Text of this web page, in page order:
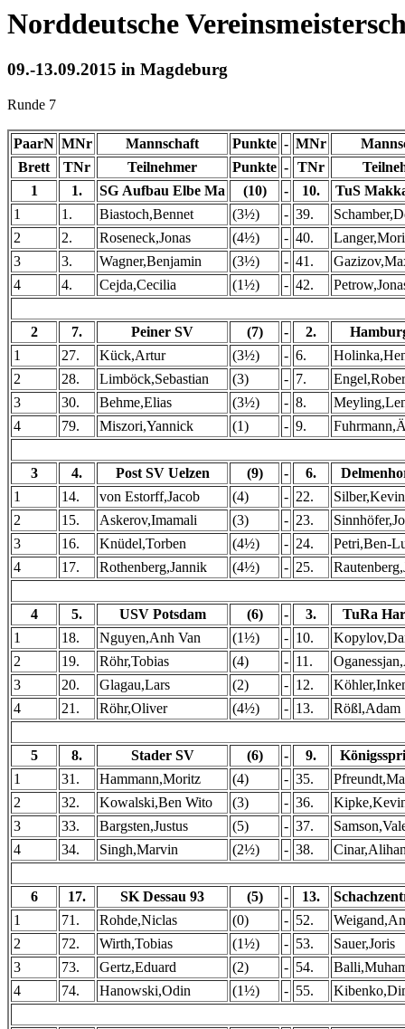
Norddeutsche
09.-13.09.2015 in Magdeburg
Runde 7
PaarN MNr Mannschaft Punkte - MNr
Brett
TNr Teilnehmer Punkte - TNr
1
1. SG Aufbau Elbe Ma (10) - 10.
TuS
1
1. Biastoch,Bennet (3½) - 39.
2
2. Roseneck,Jonas (4½) - 40.
3
3. Wagner,Benjamin (3½) - 41.
4
4. Cejda,Cecilia (1½) - 42.
2 7. Peiner SV (7) - 2.
1
27. Kück,Artur (3½) - 6.
2
28. Limböck,Sebastian (3) - 7.
3
30. Behme,Elias (3½) - 8.
4
79. Miszori,Yannick (1) - 9.
3 4. Post SV Uelzen (9) - 6.
1
14. von Estorff,Jacob (4) - 22.
Silber,Kevin
2
15. Askerov,Imamali (3) - 23.
3
16. Knüdel,Torben (4½) - 24.
Petri,Ben-
4
17. Rothenberg,Jannik (4½) - 25.
4 5. USV Potsdam (6) - 3.
TuRa
1
18. Nguyen,Anh Van (1½) - 10.
2
19. Röhr,Tobias (4) - 11.
3
20. Glagau,Lars (2) - 12.
4
21. Röhr,Oliver (4½) - 13. Rößl,Adam
5 8. Stader SV (6) - 9.
1
31. Hammann,Moritz (4) - 35.
2
32. Kowalski,Ben Wito (3) - 36.
3
33. Bargsten,Justus (5) - 37.
4
34. Singh,Marvin (2½) - 38.
6 17. SK Dessau 93 (5) - 13.
1
71. Rohde,Niclas (0) - 52.
2
72. Wirth,Tobias (1½) - 53.
Sauer,Joris
3
73. Gertz,Eduard (2) - 54.
4
74. Hanowski,Odin (1½) - 55.